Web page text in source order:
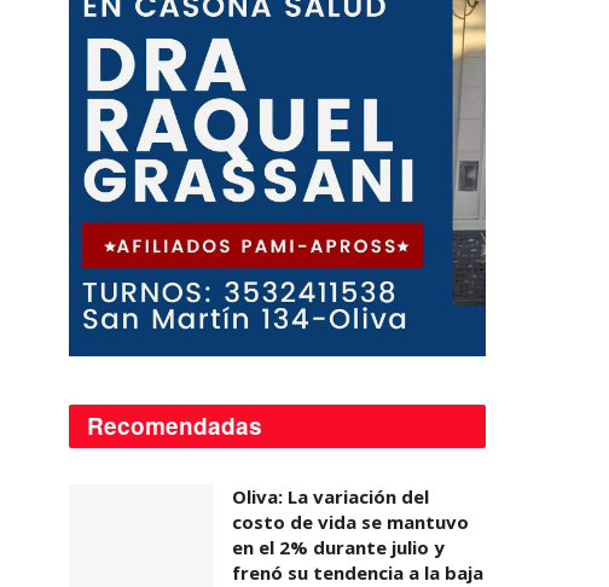
Recomendadas
Oliva: La variación del
costo de vida se mantuvo
en el 2% durante julio y
frenó su tendencia a la baja